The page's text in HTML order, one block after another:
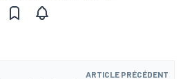
ARTICLE PRÉCÉDENT